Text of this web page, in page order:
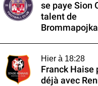
se paye Sion
talent de
Hier à 18:28
Franck Haise
déjà avec